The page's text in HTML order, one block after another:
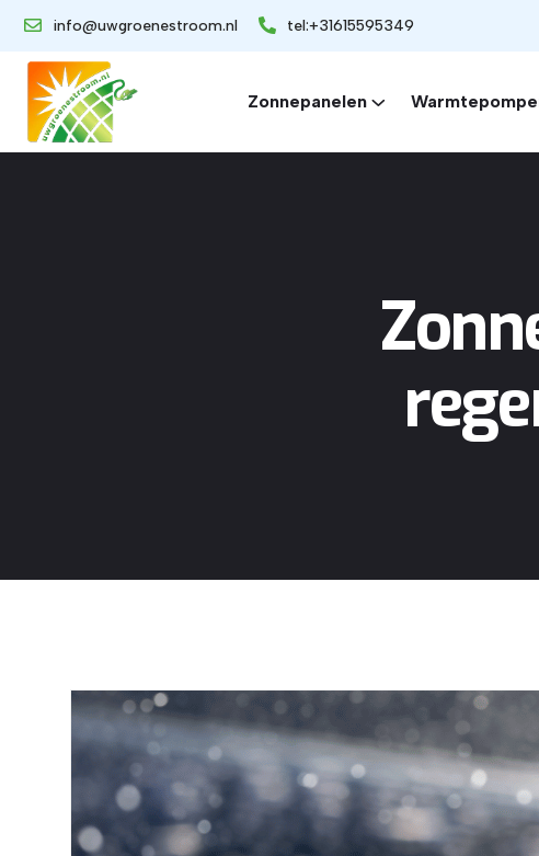
info@uwgroenestroom.nl tel:+31615595349
Zonnepanelen